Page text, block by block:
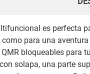
es perfecta
para una
bloqueables para
solapa, una parte